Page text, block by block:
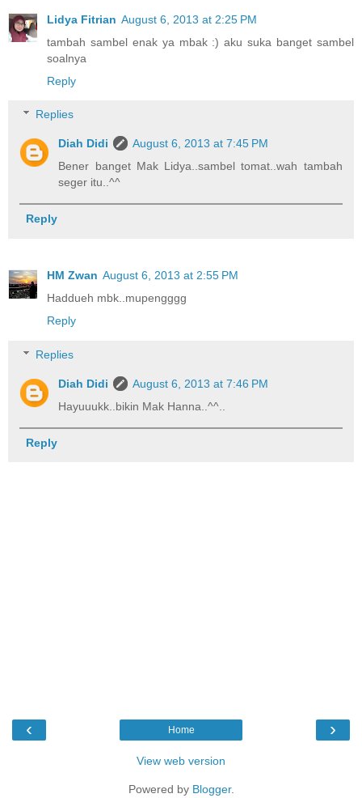
Lidya Fitrian August 6, 2013 at 2:25 PM
tambah sambel enak ya mbak :) aku suka banget sambel
soalnya
Reply
Replies
Diah Didi
August 6, 2013 at 7:45 PM
Bener banget Mak Lidya..sambel tomat..wah tambah
seger itu..^^
Reply
HM Zwan August 6, 2013 at 2:55 PM
Haddueh mbk..mupengggg
Reply
Replies
Diah Didi
August 6, 2013 at 7:46 PM
Hayuuukk..bikin Mak Hanna..^^..
Reply
‹ ›
Home
View web version
Powered by Blogger.